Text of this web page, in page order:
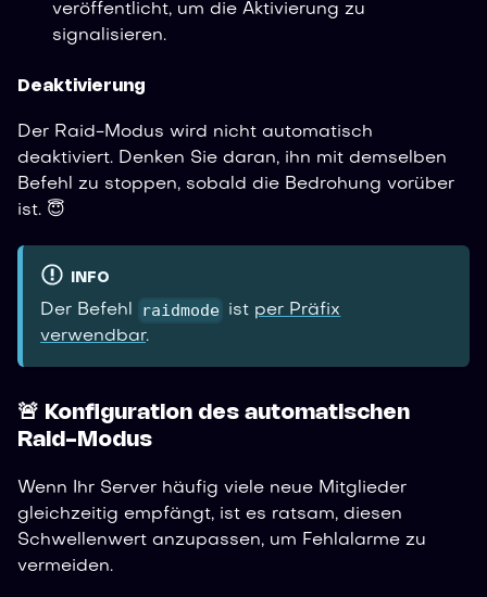
veröffentlicht, um die Aktivierung zu
signalisieren.
Deaktivierung
Der Raid-Modus wird nicht automatisch
deaktiviert. Denken Sie daran, ihn mit demselben
Befehl zu stoppen, sobald die Bedrohung vorüber
ist. 😇
INFO
Der Befehl raidmode ist per Präfix
verwendbar.
🚨 Konfiguration des automatischen
Raid-Modus
Wenn Ihr Server häufig viele neue Mitglieder
gleichzeitig empfängt, ist es ratsam, diesen
Schwellenwert anzupassen, um Fehlalarme zu
vermeiden.